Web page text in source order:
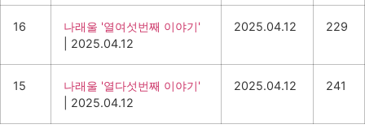
16
나래울 '열여섯번째 이야기'
2025.04.12
2025.04.12 229
15
나래울 '열다섯번째 이야기'
2025.04.12
2025.04.12 241